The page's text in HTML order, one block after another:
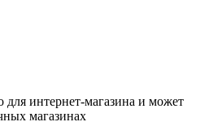
для интернет-магазина и может
магазинах